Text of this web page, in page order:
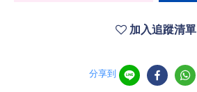
加入追蹤清單
分享到